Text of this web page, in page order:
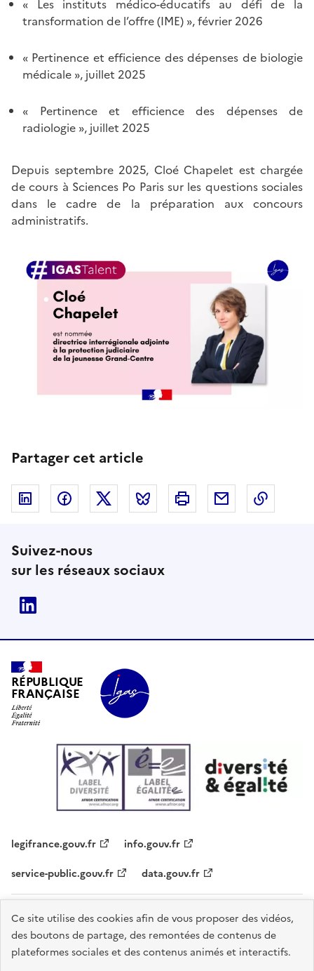
Ce site utilise des cookies afin de vous proposer des vidéos,
des boutons de partage, des remontées de contenus de
plateformes sociales et des contenus animés et interactifs.
« Les instituts médico-éducatifs au défi de la
transformation de l’offre (IME) », février 2026
« Pertinence et efficience des dépenses de biologie
médicale », juillet 2025
« Pertinence et efficience des dépenses de
radiologie », juillet 2025
Depuis septembre 2025, Cloé Chapelet est chargée
de cours à Sciences Po Paris sur les questions sociales
dans le cadre de la préparation aux concours
administratifs.
Partager cet article
Linkedin FacebookTwitter Bluesky Imprimer Courriel
Suivez-nous
sur les réseaux sociaux
RÉPUBLIQUE
FRANÇAISE
legifrance.gouv.fr
info.gouv.fr
service-public.gouv.fr
data.gouv.fr
Plan du site Contacts
Accessibilité - partiellement conforme
Mentions légales
Données personnelles Gestion des cookies